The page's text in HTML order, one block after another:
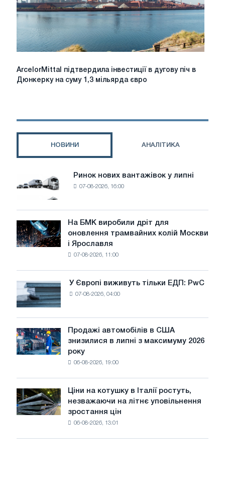
у
першому
кварталі
Північна
Америка
поставки
за
ArcelorMittal
підтвердила
піч
суму
мільярда
ArcelorMittal підтвердила інвестиції в дугову піч в
Дюнкерку на суму 1,3 мільярда євро
НОВИНИ АНАЛІТИКА
Ринок
нових
вантажівок
у
липні
Ринок нових вантажівок у липні
07-08-2026, 16:00
На
БМК
виробили
трамвайних
колій
Москви
і
Ярославля
На БМК виробили дріт для
оновлення трамвайних колій Москви
і Ярославля
07-08-2026, 11:00
Європі
виживуть
тільки
ЕДП:
PwC
У Європі виживуть тільки ЕДП: PwC
07-08-2026, 04:00
Продажі
автомобілів
в
липні
з
максимуму
року
Продажі автомобілів в США
знизилися в липні з максимуму 2026
року
06-08-2026, 19:00
Ціни
на
котушку
Ціни на котушку в Італії ростуть,
незважаючи на літнє уповільнення
зростання цін
06-08-2026, 13:01